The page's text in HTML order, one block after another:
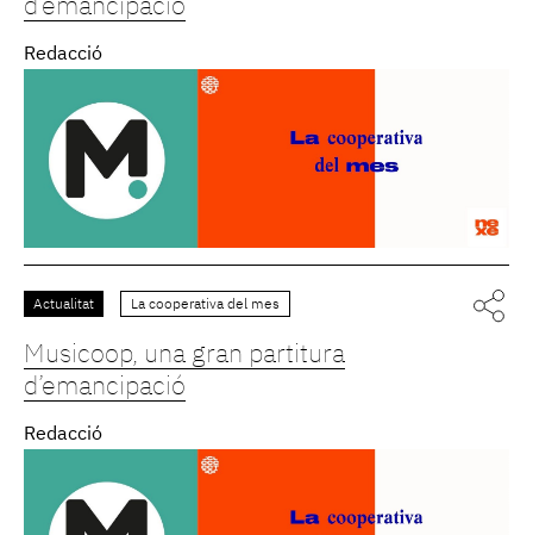
d’emancipació
Redacció
Actualitat La cooperativa del mes
Musicoop, una gran partitura
d’emancipació
Redacció